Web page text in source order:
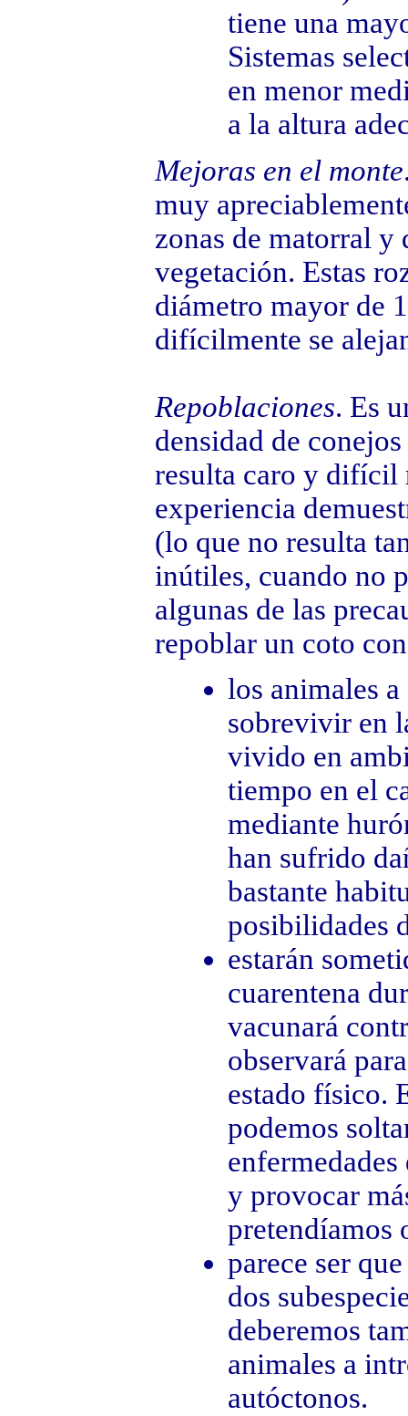
tiene una
Sistemas
en menor
a la altura
Mejoras en el monte
muy
zonas de matorral y
vegetación. Estas
diámetro mayor de
difícilmente se
Repoblaciones. Es
densidad de
resulta caro y difícil
experiencia
(lo que no resulta
inútiles, cuando no
algunas de las
repoblar un coto
los animales
sobrevivir en
vivido en
tiempo en el
mediante
han sufrido
bastante
posibilidades
estarán
cuarentena
vacunará
observará
estado físico.
podemos
y provocar
pretendíamos
parece ser
dos
deberemos
animales a
autóctonos.